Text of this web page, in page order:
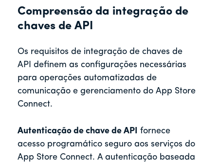
Compreensão da integração de
chaves de API
Os requisitos de integração de chaves de
API definem as configurações necessárias
para operações automatizadas de
comunicação e gerenciamento do App Store
Connect.
Autenticação de chave de API fornece
acesso programático seguro aos serviços do
App Store Connect. A autenticação baseada